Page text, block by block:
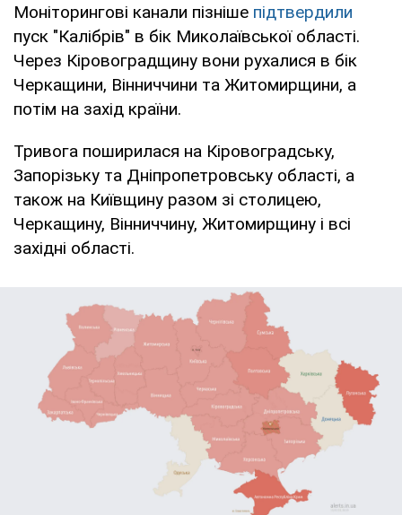
Моніторингові канали пізніше підтвердили
пуск "Калібрів" в бік Миколаївської області.
Через Кіровоградщину вони рухалися в бік
Черкащини, Вінниччини та Житомирщини, а
потім на захід країни.
Тривога поширилася на Кіровоградську,
Запорізьку та Дніпропетровську області, а
також на Київщину разом зі столицею,
Черкащину, Вінниччину, Житомирщину і всі
західні області.